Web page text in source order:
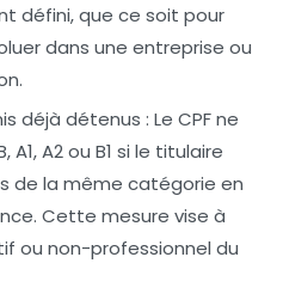
défini, que ce soit pour
dans une entreprise ou
déjà détenus : Le CPF ne
A2 ou B1 si le titulaire
de la même catégorie en
Cette mesure vise à
ou non-professionnel du